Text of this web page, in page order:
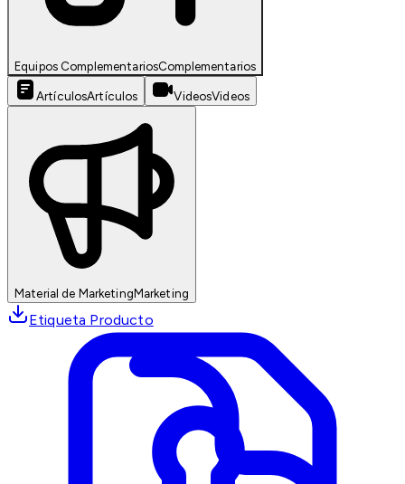
Equipos ComplementariosComplementarios
ArtículosArtículos VideosVideos
Material de MarketingMarketing
Etiqueta Producto